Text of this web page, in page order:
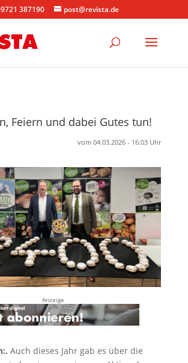
387190 post@revista.de
Feiern und dabei Gutes tun!
vom 04.03.2026 - 16:03 Uhr
Anzeige
Auch dieses Jahr gab es über die